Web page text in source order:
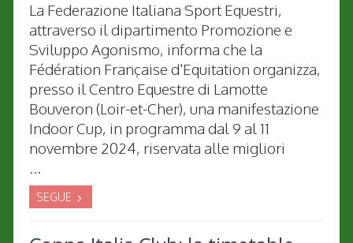
La Federazione Italiana Sport Equestri,
attraverso il dipartimento Promozione e
Sviluppo Agonismo, informa che la
Fédération Française d'Equitation organizza,
presso il Centro Equestre di Lamotte
Bouveron (Loir-et-Cher), una manifestazione
Indoor Cup, in programma dal 9 al 11
novembre 2024, riservata alle migliori
...
SEGUE